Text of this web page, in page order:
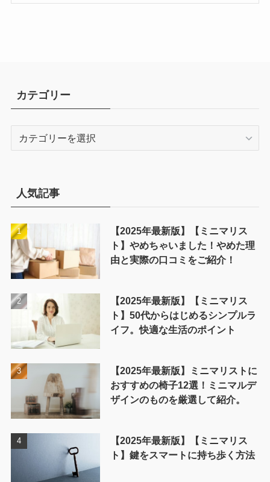
カテゴリー
ー人気記事
【2025年最新版】【ミニマリス
ト】やめちゃいました！やめた理
由と実際の口コミをご紹介！
【2025年最新版】【ミニマリス
ト】50代からはじめるシンプルラ
イフ。快適な生活のポイント
【2025年最新版】ミニマリストに
おすすめの椅子12選！ミニマルデ
ザインのものを厳選して紹介。
【2025年最新版】【ミニマリス
ト】鍵をスマートに持ち歩く方法